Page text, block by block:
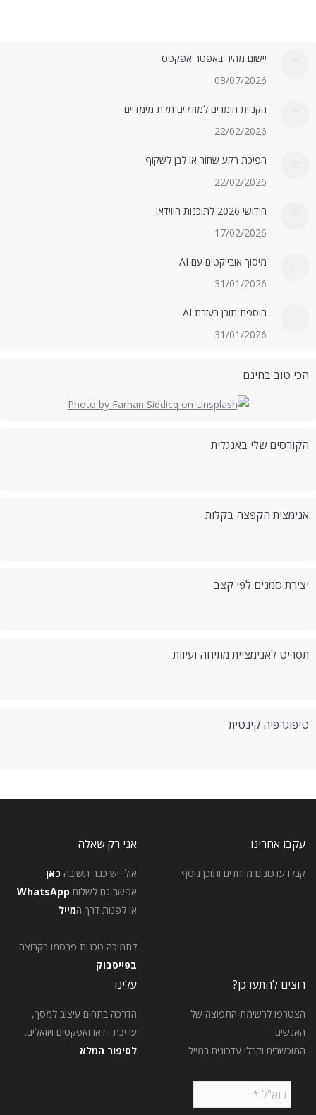
יישום מהיר באפטר אפקטס
08/07/2026
הקניית חומרים למודלים תלת מימדיים
22/02/2026
הפיכת רקע שחור או לבן לשקוף
22/02/2026
חידושי 2026 לתוכנות הווידאו
17/02/2026
מיסוך אובייקטים עם AI
31/01/2026
הוספת תוכן בעזרת AI
31/01/2026
הכי טוב בחינם
הקורסים שלי באנגלית
אנימצית הקפצה בקלות
יצירת סמנים לפי קצב
תסריט לאנימציית מתיחה ועיוות
טיפוגרפיה קינטית
עקבו אחרינו
קבלו עדכונים מיוחדים ותוכן נוסף
אני רק שאלה
אולי יש כבר תשובה כאן
אפשר גם לשלוח WhatsApp
או לפנות דרך המייל
לתמיכה טכנית פרסמו בקבוצה
בפייסבוק
רוצים להתעדכן?
הצטרפו לרשימת התפוצה של
האנשים
המוכשרים וקבלו עדכונים במייל
עלינו
הדרכה בתחום עיצוב למסך,
עריכת וידאו ואפקטים ויזואלים.
לסיפור המלא